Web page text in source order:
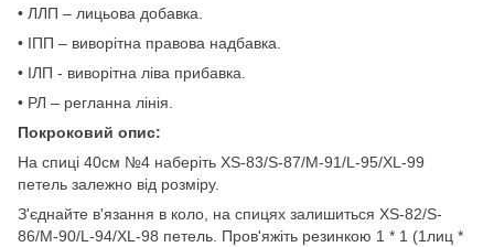
• ЛЛП – лицьова добавка.
• ІПП – виворітна правова надбавка.
• ІЛП - виворітна ліва прибавка.
• РЛ – регланна лінія.
Покроковий опис:
На спиці 40см №4 наберіть XS-83/S-87/M-91/L-95/XL-99
петель залежно від розміру.
З'єднайте в'язання в коло, на спицях залишиться XS-82/S-
86/M-90/L-94/XL-98 петель. Пров'яжіть резинкою 1 * 1 (1лиц *